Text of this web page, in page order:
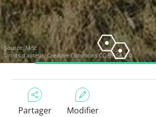
Source:MdE
Droits d'auteur:Creative Commons CC BY-SA 3.0
Partager Modifier